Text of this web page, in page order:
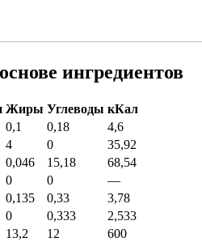
ингредиентов
Жиры Углеводы кКал
0,1 0,18
4,6
4 0
35,92
0,046 15,18
68,54
0 0
—
0,135 0,33
3,78
0 0,333
2,533
13,2 12
600